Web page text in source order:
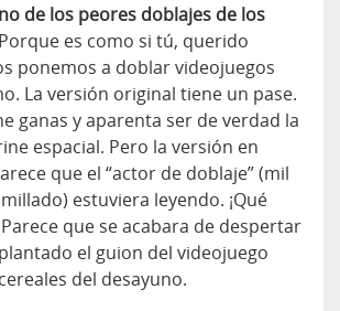
de los peores doblajes de los
Porque es como si tú, querido
ponemos a doblar videojuegos
La versión original tiene un pase.
ganas y aparenta ser de verdad la
espacial. Pero la versión en
que el “actor de doblaje” (mil
estuviera leyendo. ¡Qué
que se acabara de despertar
el guion del videojuego
del desayuno.